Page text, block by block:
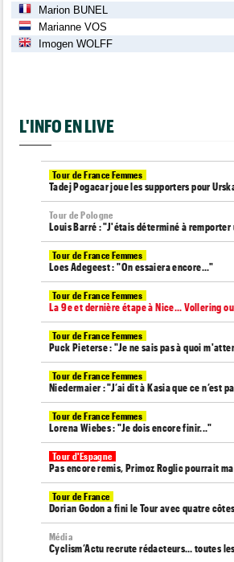
Marion BUNEL
Marianne VOS
Imogen WOLFF
L'INFO EN LIVE
Tour de France Femmes
Tadej Pogacar joue les supporters pour
Tour de Pologne
Louis Barré : "J'étais déterminé à remporter
Tour de France Femmes
Loes Adegeest : "On essaiera encore..."
Tour de France Femmes
La 9e et dernière étape à Nice... Vollering
Tour de France Femmes
Puck Pieterse : "Je ne sais pas à quoi
Tour de France Femmes
Niedermaier : "J’ai dit à Kasia que ce n’est
Tour de France Femmes
Lorena Wiebes : "Je dois encore finir..."
Tour d'Espagne
Pas encore remis, Primoz Roglic pourrait
Tour de France
Dorian Godon a fini le Tour avec quatre
Média
Cyclism’Actu recrute rédacteurs… toutes